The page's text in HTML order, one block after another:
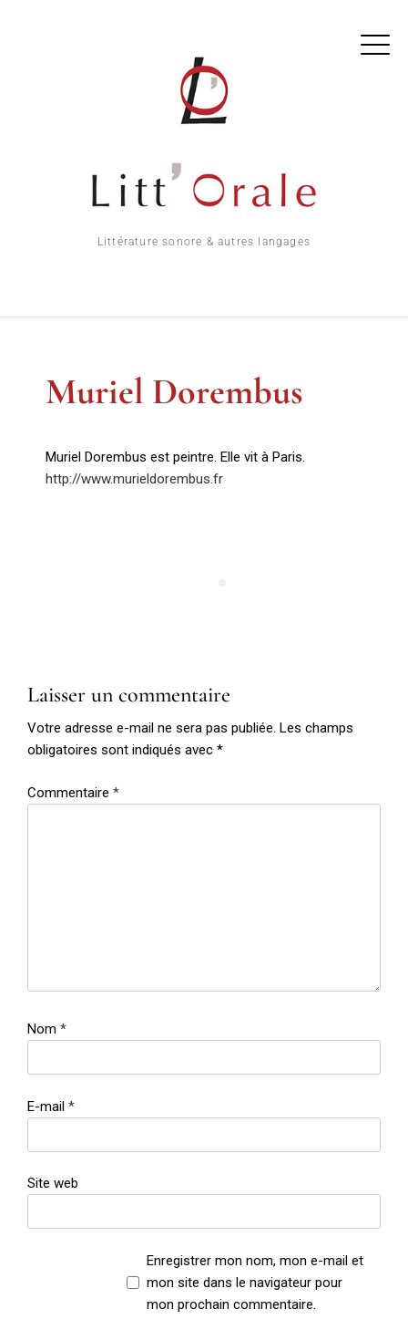
Littérature sonore & autres langages
Muriel Dorembus
Muriel Dorembus est peintre. Elle vit à Paris.
http://www.murieldorembus.fr
Laisser un commentaire
Votre adresse e-mail ne sera pas publiée. Les champs
obligatoires sont indiqués avec *
Commentaire *
Nom *
E-mail *
Site web
Enregistrer mon nom, mon e-mail et
mon site dans le navigateur pour
mon prochain commentaire.